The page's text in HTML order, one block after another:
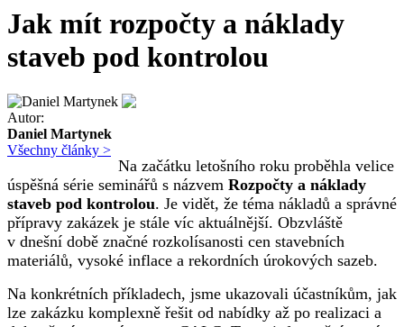
Jak mít rozpočty a náklady
staveb pod kontrolou
Autor:
Daniel Martynek
Všechny články >
Na začátku letošního roku proběhla velice
úspěšná série seminářů s názvem Rozpočty a náklady
staveb pod kontrolou. Je vidět, že téma nákladů a správné
přípravy zakázek je stále víc aktuálnější. Obzvláště
v dnešní době značné rozkolísanosti cen stavebních
materiálů, vysoké inflace a rekordních úrokových sazeb.
Na konkrétních příkladech, jsme ukazovali účastníkům, jak
lze zakázku komplexně řešit od nabídky až po realizaci a